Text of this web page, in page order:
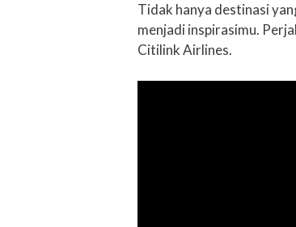
Tidak hanya destinasi
menjadi inspirasimu.
Citilink Airlines.